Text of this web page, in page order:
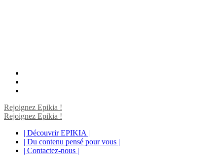
Rejoignez Epikia !
Rejoignez Epikia !
| Découvrir EPIKIA |
| Du contenu pensé pour vous |
| Contactez-nous |